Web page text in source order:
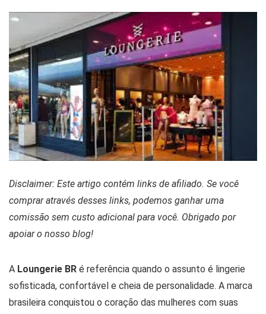
Disclaimer: Este artigo contém links de afiliado. Se você
comprar através desses links, podemos ganhar uma
comissão sem custo adicional para você. Obrigado por
apoiar o nosso blog!
A Loungerie BR é referência quando o assunto é lingerie
sofisticada, confortável e cheia de personalidade. A marca
brasileira conquistou o coração das mulheres com suas